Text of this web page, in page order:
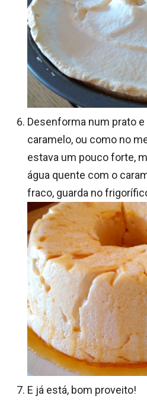
Desenforma num prato
caramelo, ou como no
estava um pouco forte,
água quente com o
fraco, guarda no
E já está, bom proveito!